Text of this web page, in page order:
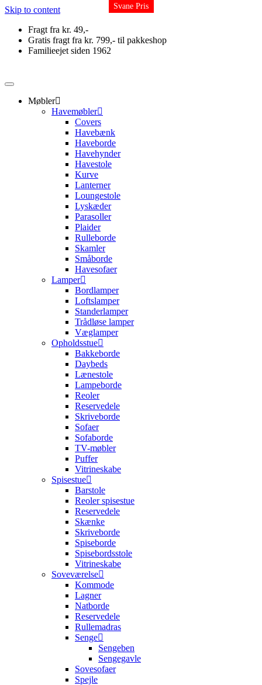
Skip to content
Fragt fra kr. 49,-
Gratis fragt fra kr. 799,- til pakkeshop
Familieejet siden 1962
Møbler
Havemøbler
Covers
Havebænk
Haveborde
Havehynder
Havestole
Kurve
Lanterner
Loungestole
Lyskæder
Parasoller
Plaider
Rulleborde
Skamler
Småborde
Havesofaer
Lamper
Bordlamper
Loftslamper
Standerlamper
Trådløse lamper
Væglamper
Opholdsstue
Bakkeborde
Daybeds
Lænestole
Lampeborde
Reoler
Reservedele
Skriveborde
Sofaer
Sofaborde
TV-møbler
Puffer
Vitrineskabe
Spisestue
Barstole
Reoler spisestue
Reservedele
Skænke
Skriveborde
Spiseborde
Spisebordsstole
Vitrineskabe
Soveværelse
Kommode
Lagner
Natborde
Reservedele
Rullemadras
Senge
Sengeben
Sengegavle
Sovesofaer
Spejle
Svane Pris